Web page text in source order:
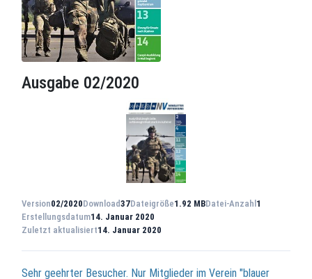
Ausgabe 02/2020
Version02/2020Download37Dateigröße1.92 MBDatei-Anzahl 1
Erstellungsdatum14. Januar 2020
Zuletzt aktualisiert14. Januar 2020
Sehr geehrter Besucher. Nur Mitglieder im Verein "blauer